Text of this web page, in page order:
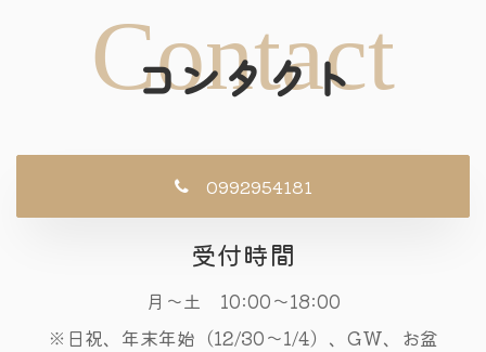
Contact
コンタクト
0992954181
受付時間
月〜土 10:00〜18:00
※日祝、年末年始（12/30〜1/4）、GW、お盆